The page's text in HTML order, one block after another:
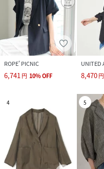
ROPE' PICNIC
6,741円 10%OFF 8,470円
4 5